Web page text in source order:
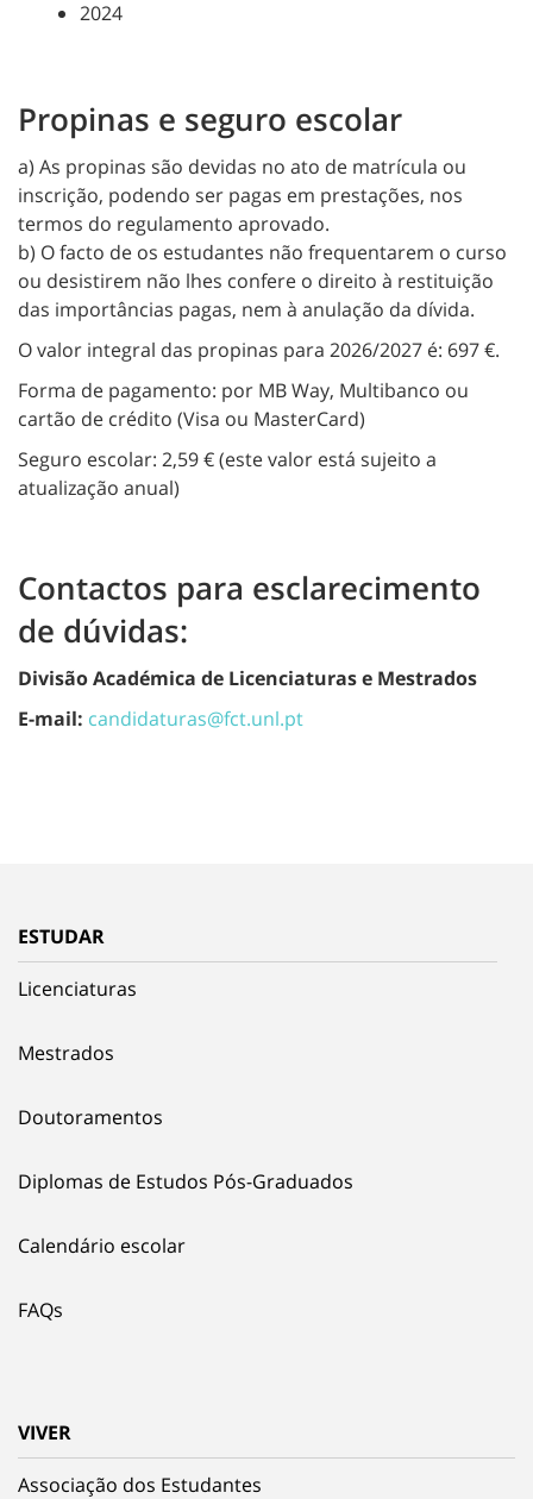
2024
Propinas e seguro escolar
a) As propinas são devidas no ato de matrícula ou
inscrição, podendo ser pagas em prestações, nos
termos do regulamento aprovado.
b) O facto de os estudantes não frequentarem o curso
ou desistirem não lhes confere o direito à restituição
das importâncias pagas, nem à anulação da dívida.
O valor integral das propinas para 2026/2027 é: 697 €.
Forma de pagamento: por MB Way, Multibanco ou
cartão de crédito (Visa ou MasterCard)
Seguro escolar: 2,59 € (este valor está sujeito a
atualização anual)
Contactos para esclarecimento
de dúvidas:
Divisão Académica de Licenciaturas e Mestrados
E-mail: candidaturas@fct.unl.pt
ESTUDAR
Licenciaturas
Mestrados
Doutoramentos
Diplomas de Estudos Pós-Graduados
Calendário escolar
FAQs
VIVER
Associação dos Estudantes